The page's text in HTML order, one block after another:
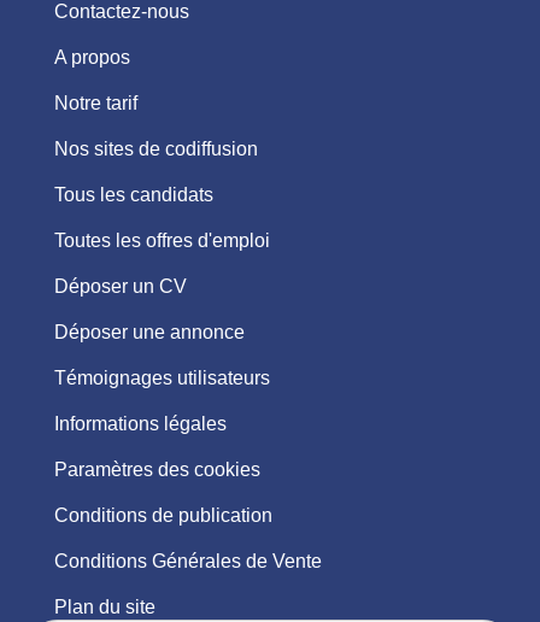
Contactez-nous
A propos
Notre tarif
Nos sites de codiffusion
Tous les candidats
Toutes les offres d'emploi
Déposer un CV
Déposer une annonce
Témoignages utilisateurs
Informations légales
Paramètres des cookies
Conditions de publication
Conditions Générales de Vente
Plan du site